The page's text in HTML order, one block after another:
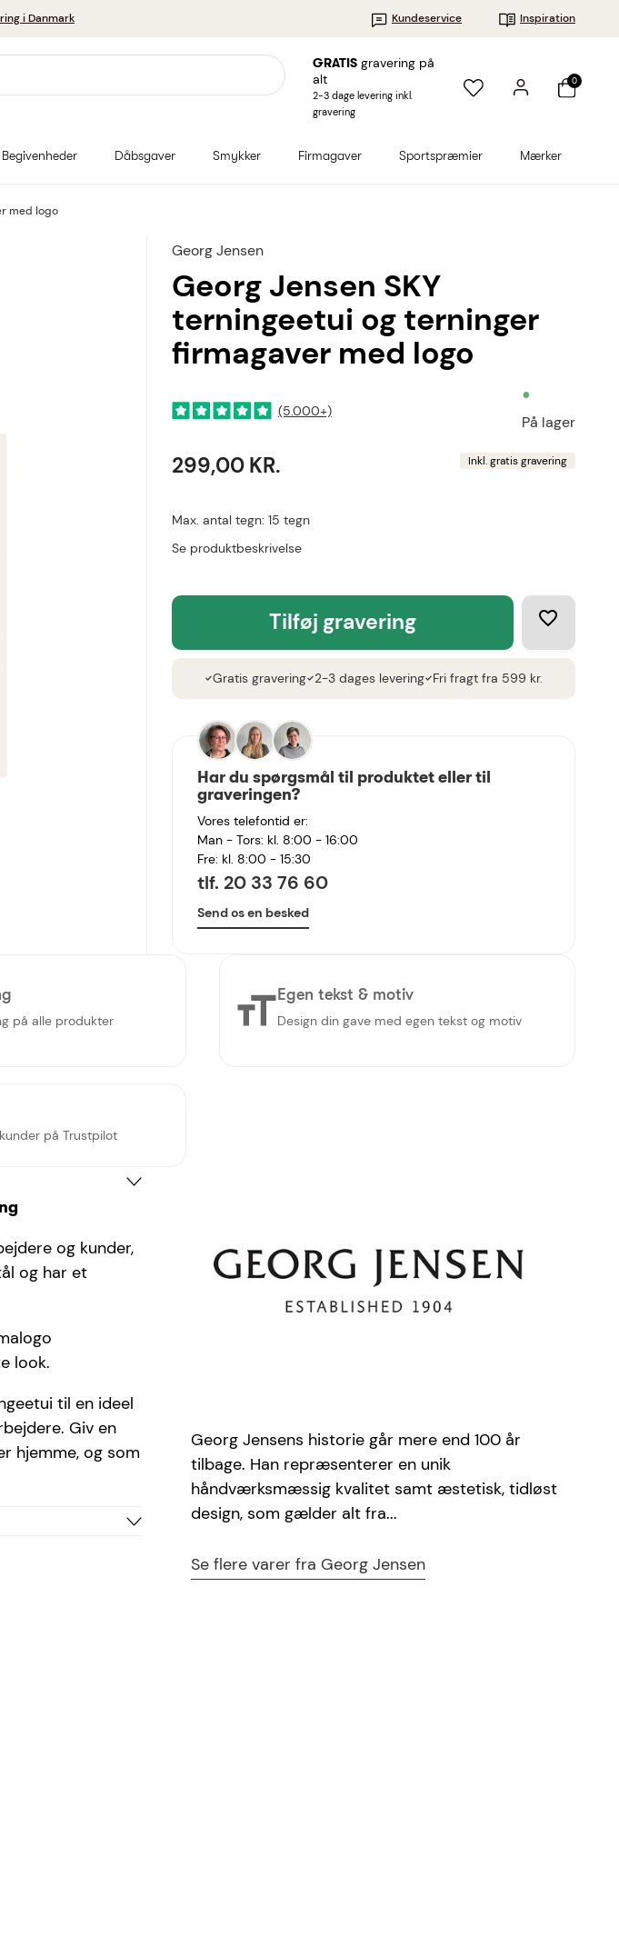
i Danmark Inspiration
Kundeservice
GRATISgravering på
alt
2-3 dage levering inkl.
gravering
0
Begivenheder Dåbsgaver Smykker Firmagaver Sportspræmier Mærker
med logo
Georg Jensen
Georg Jensen SKY
terningeetui og terninger
firmagaver med logo
(5.000+)
•
På lager
299,00 KR. Inkl. gratis gravering
Max. antal tegn: 15 tegn
Se produktbeskrivelse
tilføj gravering
checkGratis graveringcheck2-3 dages leveringcheckFri fragt fra 599 kr.
Har du spørgsmål til produktet eller til
graveringen?
Vores telefontid er:
Man - Tors: kl. 8:00 - 16:00
Fre: kl. 8:00 - 15:30
tlf. 20 33 76 60
Send os en besked
på alle produkter
Egen tekst & motiv
Design din gave med egen tekst og motiv
på Trustpilot
og kunder,
og har et
look.
til en ideel
Giv en
hjemme, og som
Georg Jensens historie går mere end 100 år
tilbage. Han repræsenterer en unik
håndværksmæssig kvalitet samt æstetisk, tidløst
design, som gælder alt fra...
Se flere varer fra Georg Jensen